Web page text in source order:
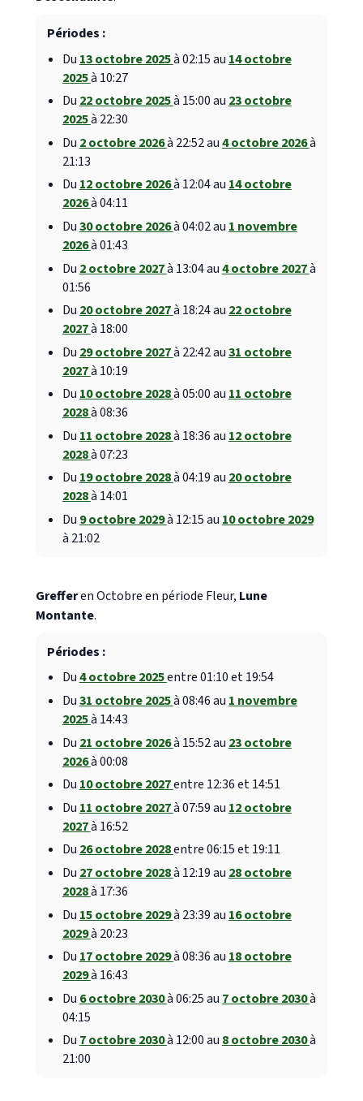
Périodes :
Du 13 octobre 2025à 02:15 au 14 octobre
2025à 10:27
Du 22 octobre 2025à 15:00 au 23 octobre
2025à 22:30
Du 2 octobre 2026à 22:52 au4 octobre 2026à
21:13
Du 12 octobre 2026à 12:04 au 14 octobre
2026à 04:11
Du30 octobre 2026à 04:02 au 1 novembre
2026à 01:43
Du 2 octobre 2027à 13:04 au4 octobre 2027à
01:56
Du 20 octobre 2027à 18:24 au 22 octobre
2027à 18:00
Du 29 octobre 2027à 22:42 au31 octobre
2027à 10:19
Du 10 octobre 2028à 05:00 au 11 octobre
2028à 08:36
Du 11 octobre 2028à 18:36 au 12 octobre
2028à 07:23
Du19 octobre 2028à 04:19 au20 octobre
2028à 14:01
Du 9 octobre 2029à 12:15 au 10 octobre 2029
à 21:02
Grefferen Octobre en période Fleur, Lune
Montante.
Périodes :
Du4 octobre 2025entre 01:10 et 19:54
Du31 octobre 2025à 08:46 au 1 novembre
2025à 14:43
Du 21 octobre 2026à 15:52 au 23 octobre
2026à 00:08
Du 10 octobre 2027entre 12:36 et 14:51
Du 11 octobre 2027à 07:59 au 12 octobre
2027à 16:52
Du 26 octobre 2028entre 06:15 et 19:11
Du 27 octobre 2028à 12:19 au 28 octobre
2028à 17:36
Du 15 octobre 2029à 23:39 au 16 octobre
2029à 20:23
Du 17 octobre 2029à 08:36 au 18 octobre
2029à 16:43
Du 6 octobre 2030à 06:25 au 7 octobre 2030à
04:15
Du 7 octobre 2030à 12:00 au 8 octobre 2030à
21:00